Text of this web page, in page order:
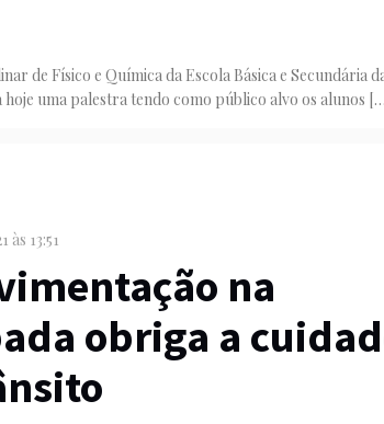
de Físico e Química da Escola Básica e Secundária
uma palestra tendo como público alvo os alunos
às 13:51
na
obriga a